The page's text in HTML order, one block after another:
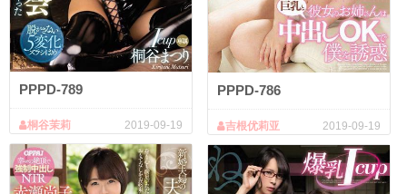
PPPD-789
2019-09-19
桐谷茉莉
PPPD-786
2019-09-19
吉根优莉亚